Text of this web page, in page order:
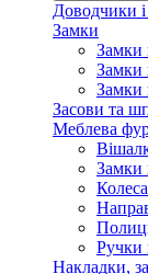
Доводчики
Замки
Замки
Замки
Замки
Засови та
Меблева
Замки
Ручки
Накладки,